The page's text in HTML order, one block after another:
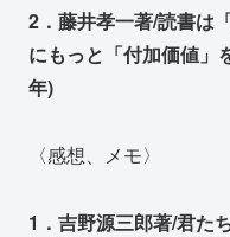
2．藤井孝一著/読書は
にもっと「付加価値」
年)
〈感想、メモ〉
1．吉野源三郎著/君た